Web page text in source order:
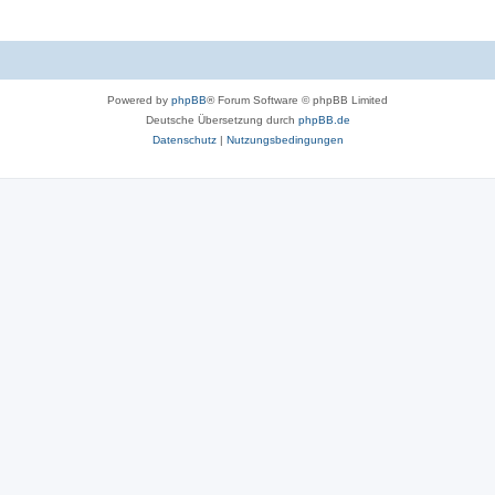
Powered by phpBB® Forum Software © phpBB Limited
Deutsche Übersetzung durch phpBB.de
Datenschutz| Nutzungsbedingungen